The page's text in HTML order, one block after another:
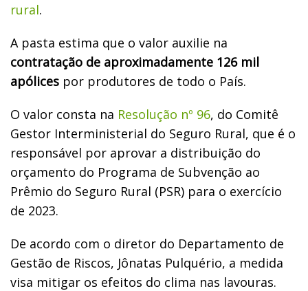
rural.
A pasta estima que o valor auxilie na
contratação de aproximadamente 126 mil
apólices por produtores de todo o País.
O valor consta na Resolução nº 96, do Comitê
Gestor Interministerial do Seguro Rural, que é o
responsável por aprovar a distribuição do
orçamento do Programa de Subvenção ao
Prêmio do Seguro Rural (PSR) para o exercício
de 2023.
De acordo com o diretor do Departamento de
Gestão de Riscos, Jônatas Pulquério, a medida
visa mitigar os efeitos do clima nas lavouras.